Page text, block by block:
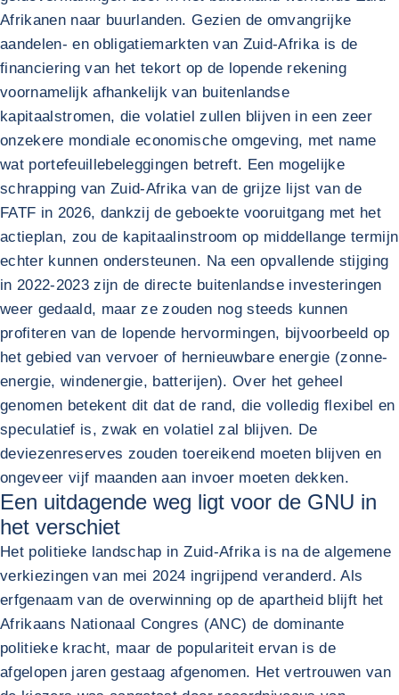
Afrikanen naar buurlanden. Gezien de omvangrijke
aandelen- en obligatiemarkten van Zuid-Afrika is de
financiering van het tekort op de lopende rekening
voornamelijk afhankelijk van buitenlandse
kapitaalstromen, die volatiel zullen blijven in een zeer
onzekere mondiale economische omgeving, met name
wat portefeuillebeleggingen betreft. Een mogelijke
schrapping van Zuid-Afrika van de grijze lijst van de
FATF in 2026, dankzij de geboekte vooruitgang met het
actieplan, zou de kapitaalinstroom op middellange termijn
echter kunnen ondersteunen. Na een opvallende stijging
in 2022-2023 zijn de directe buitenlandse investeringen
weer gedaald, maar ze zouden nog steeds kunnen
profiteren van de lopende hervormingen, bijvoorbeeld op
het gebied van vervoer of hernieuwbare energie (zonne-
energie, windenergie, batterijen). Over het geheel
genomen betekent dit dat de rand, die volledig flexibel en
speculatief is, zwak en volatiel zal blijven. De
deviezenreserves zouden toereikend moeten blijven en
ongeveer vijf maanden aan invoer moeten dekken.
Een uitdagende weg ligt voor de GNU in
het verschiet
Het politieke landschap in Zuid-Afrika is na de algemene
verkiezingen van mei 2024 ingrijpend veranderd. Als
erfgenaam van de overwinning op de apartheid blijft het
Afrikaans Nationaal Congres (ANC) de dominante
politieke kracht, maar de populariteit ervan is de
afgelopen jaren gestaag afgenomen. Het vertrouwen van